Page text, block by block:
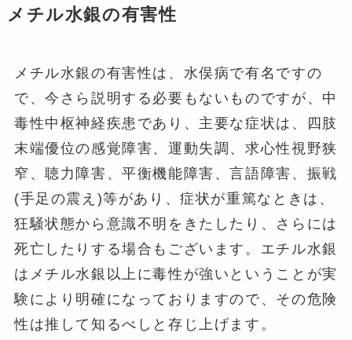
メチル水銀の有害性
メチル水銀の有害性は、水俣病で有名ですの
で、今さら説明する必要もないものですが、中
毒性中枢神経疾患であり、主要な症状は、四肢
末端優位の感覚障害、運動失調、求心性視野狭
窄、聴力障害、平衡機能障害、言語障害、振戦
(手足の震え)等があり、症状が重篤なときは、
狂騒状態から意識不明をきたしたり、さらには
死亡したりする場合もございます。エチル水銀
はメチル水銀以上に毒性が強いということが実
験により明確になっておりますので、その危険
性は推して知るべしと存じ上げます。